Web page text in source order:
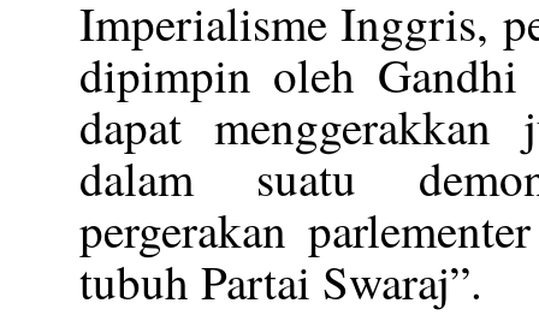
Imperialisme Inggris,
dipimpin oleh Gandhi
dapat
dalam suatu
pergerakan
tubuh Partai Swaraj”.